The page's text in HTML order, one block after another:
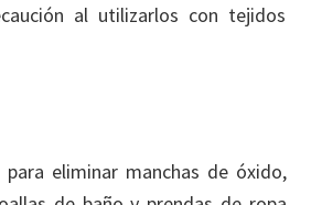
al utilizarlos con tejidos
eliminar manchas de óxido,